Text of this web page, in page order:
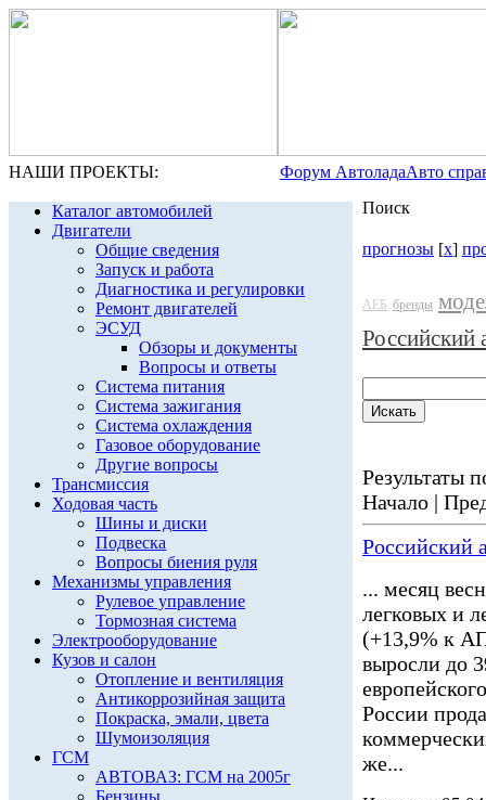
НАШИ ПРОЕКТЫ: Форум АвтоладаАвто
Каталог автомобилей
Двигатели
Общие сведения
Запуск и работа
Диагностика и регулировки
Ремонт двигателей
ЭСУД
Обзоры и документы
Вопросы и ответы
Система питания
Система зажигания
Система охлаждения
Газовое оборудование
Другие вопросы
Трансмиссия
Ходовая часть
Шины и диски
Подвеска
Вопросы биения руля
Механизмы управления
Рулевое управление
Тормозная система
Электрооборудование
Кузов и салон
Отопление и вентиляция
Антикоррозийная защита
Покраска, эмали, цвета
Шумоизоляция
ГСМ
АВТОВАЗ: ГСМ на 2005г
Бензины
Поиск
прогнозы [x]
АЕБ бренды
Российский
Результаты
Начало |
Российский
... месяц
легковых и
(+13,9% к
выросли до
России
же...